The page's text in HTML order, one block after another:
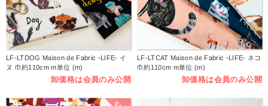
LF-LTDOG Maison de Fabric -LIFE- イ
ヌ 巾約110cm m単位 (m)
卸価格は会員のみ公開
LF-LTCAT Maison de Fabric -LIFE- ネコ
巾約110cm m単位 (m)
卸価格は会員のみ公開